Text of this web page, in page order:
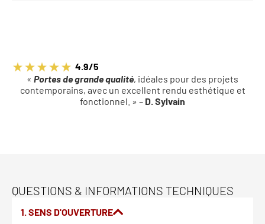
4.9/5
« Portes de grande qualité, idéales pour des projets
contemporains, avec un excellent rendu esthétique et
fonctionnel. » – D. Sylvain
QUESTIONS & INFORMATIONS TECHNIQUES
1. SENS D'OUVERTURE